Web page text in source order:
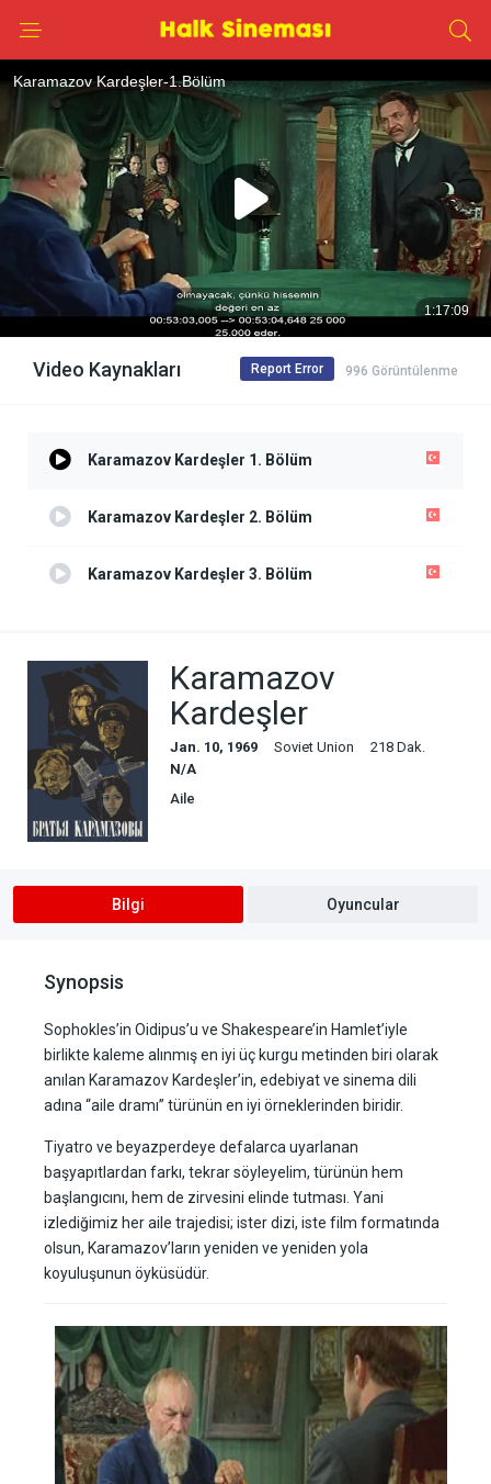
Video Kaynakları 996 Görüntülenme
Report Error
Karamazov Kardeşler 1. Bölüm
Karamazov Kardeşler 2. Bölüm
Karamazov Kardeşler 3. Bölüm
Karamazov
Kardeşler
Jan. 10, 1969 Soviet Union
218 Dak.
N/A
Aile
Bilgi Oyuncular
Synopsis
Sophokles’in Oidipus’u ve Shakespeare’in Hamlet’iyle
birlikte kaleme alınmış en iyi üç kurgu metinden biri olarak
anılan Karamazov Kardeşler’in, edebiyat ve sinema dili
adına “aile dramı” türünün en iyi örneklerinden biridir.
Tiyatro ve beyazperdeye defalarca uyarlanan
başyapıtlardan farkı, tekrar söyleyelim, türünün hem
başlangıcını, hem de zirvesini elinde tutması. Yani
izlediğimiz her aile trajedisi; ister dizi, iste film formatında
olsun, Karamazov’ların yeniden ve yeniden yola
koyuluşunun öyküsüdür.